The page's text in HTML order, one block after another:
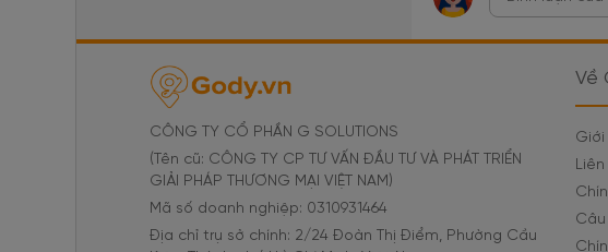
CÔNG TY CỔ PHẦN G SOLUTIONS
(Tên cũ: CÔNG TY CP TƯ VẤN ĐẦU TƯ VÀ PHÁT TRIỂN
GIẢI PHÁP THƯƠNG MẠI VIỆT NAM)
Mã số doanh nghiệp: 0310931464
Địa chỉ trụ sở chính: 2/24 Đoàn Thị Điểm, Phường Cầu
Về
Liên